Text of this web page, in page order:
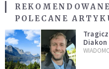
POLECANE